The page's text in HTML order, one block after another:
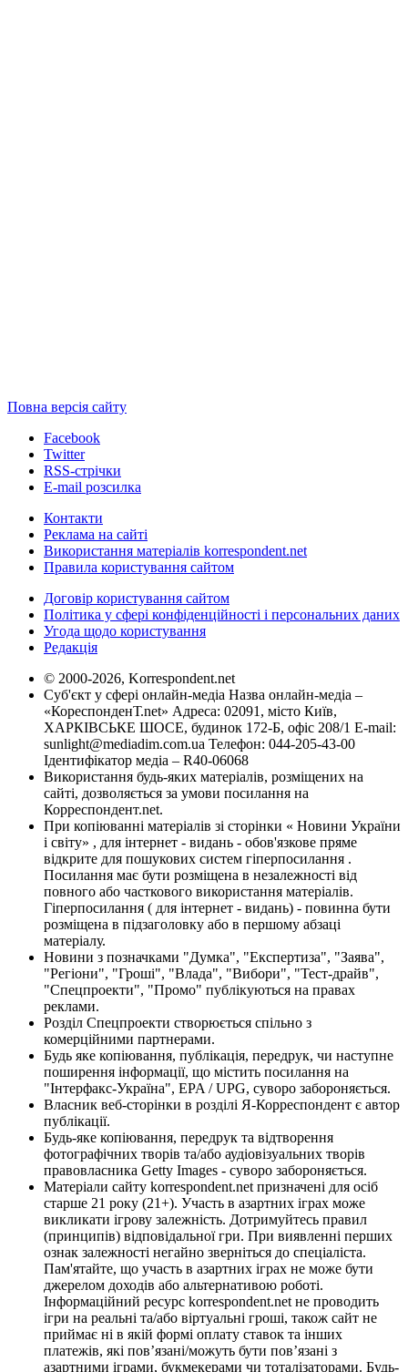
Повна версія сайту
Facebook
Twitter
RSS-стрічки
E-mail розсилка
Контакти
Реклама на сайті
Використання матеріалів korrespondent.net
Правила користування сайтом
Договір користування сайтом
Політика у сфері конфіденційності і персональних даних
Угода щодо користування
Редакція
© 2000-2026, Korrespondent.net
Суб'єкт у сфері онлайн-медіа Назва онлайн-медіа –
«КореспонденТ.net» Адреса: 02091, місто Київ,
ХАРКІВСЬКЕ ШОСЕ, будинок 172-Б, офіс 208/1 E-mail:
sunlight@mediadim.com.ua Телефон: 044-205-43-00
Ідентифікатор медіа – R40-06068
Використання будь-яких матеріалів, розміщених на
сайті, дозволяється за умови посилання на
Корреспондент.net.
При копіюванні матеріалів зі сторінки « Новини України
і світу» , для інтернет - видань - обов'язкове пряме
відкрите для пошукових систем гіперпосилання .
Посилання має бути розміщена в незалежності від
повного або часткового використання матеріалів.
Гіперпосилання ( для інтернет - видань) - повинна бути
розміщена в підзаголовку або в першому абзаці
матеріалу.
Новини з позначками "Думка", "Експертиза", "Заява",
"Регіони", "Гроші", "Влада", "Вибори", "Тест-драйв",
"Спецпроекти", "Промо" публікуються на правах
реклами.
Розділ Спецпроекти створюється спільно з
комерційними партнерами.
Будь яке копіювання, публікація, передрук, чи наступне
поширення інформації, що містить посилання на
"Інтерфакс-Україна", EPA / UPG, суворо забороняється.
Власник веб-сторінки в розділі Я-Корреспондент є автор
публікації.
Будь-яке копіювання, передрук та відтворення
фотографічних творів та/або аудіовізуальних творів
правовласника Getty Images - суворо забороняється.
Матеріали сайту korrespondent.net призначені для осіб
старше 21 року (21+). Участь в азартних іграх може
викликати ігрову залежність. Дотримуйтесь правил
(принципів) відповідальної гри. При виявленні перших
ознак залежності негайно зверніться до спеціаліста.
Пам'ятайте, що участь в азартних іграх не може бути
джерелом доходів або альтернативою роботі.
Інформаційний ресурс korrespondent.net не проводить
ігри на реальні та/або віртуальні гроші, також сайт не
приймає ні в якій формі оплату ставок та інших
платежів, які пов’язані/можуть бути пов’язані з
азартними іграми, букмекерами чи тоталізаторами. Будь-